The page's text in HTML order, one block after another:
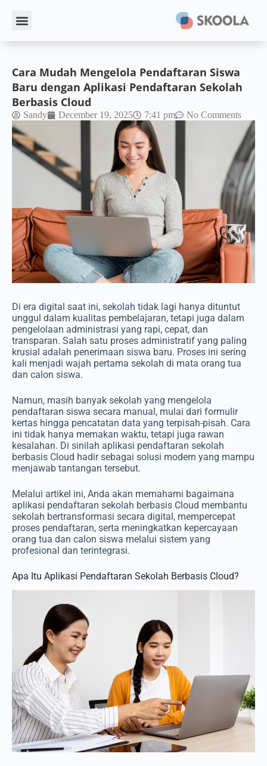
Cara Mudah Mengelola Pendaftaran Siswa
Baru dengan Aplikasi Pendaftaran Sekolah
Berbasis Cloud
Sandy December 19, 2025 7:41 pm No Comments
Di era digital saat ini, sekolah tidak lagi hanya dituntut
unggul dalam kualitas pembelajaran, tetapi juga dalam
pengelolaan administrasi yang rapi, cepat, dan
transparan. Salah satu proses administratif yang paling
krusial adalah penerimaan siswa baru. Proses ini sering
kali menjadi wajah pertama sekolah di mata orang tua
dan calon siswa.
Namun, masih banyak sekolah yang mengelola
pendaftaran siswa secara manual, mulai dari formulir
kertas hingga pencatatan data yang terpisah-pisah. Cara
ini tidak hanya memakan waktu, tetapi juga rawan
kesalahan. Di sinilah aplikasi pendaftaran sekolah
berbasis Cloud hadir sebagai solusi modern yang mampu
menjawab tantangan tersebut.
Melalui artikel ini, Anda akan memahami bagaimana
aplikasi pendaftaran sekolah berbasis Cloud membantu
sekolah bertransformasi secara digital, mempercepat
proses pendaftaran, serta meningkatkan kepercayaan
orang tua dan calon siswa melalui sistem yang
profesional dan terintegrasi.
Apa Itu Aplikasi Pendaftaran Sekolah Berbasis Cloud?